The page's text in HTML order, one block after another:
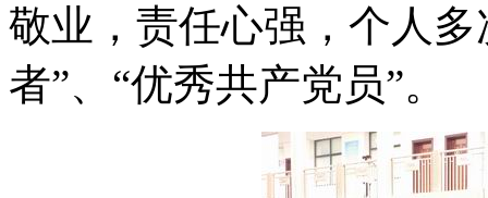
敬业，责任心强，个人
者”、“优秀共产党员”。